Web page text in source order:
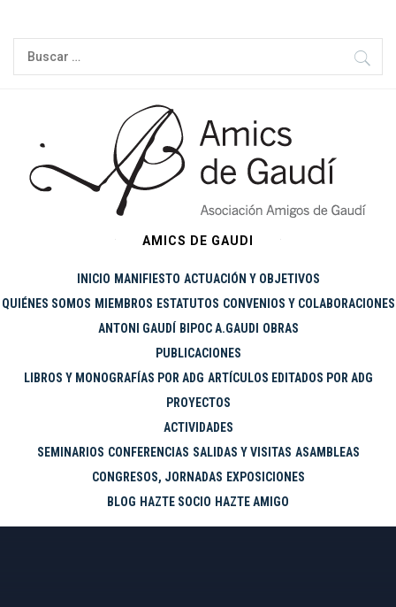
contenido
Buscar:
AMICS DE GAUDI
INICIO MANIFIESTO ACTUACIÓN Y OBJETIVOS
QUIÉNES SOMOS MIEMBROS ESTATUTOS CONVENIOS Y COLABORACIONES
ANTONI GAUDÍ
BIPOC A.GAUDI
OBRAS
PUBLICACIONES
LIBROS Y MONOGRAFÍAS POR ADG ARTÍCULOS EDITADOS POR ADG
PROYECTOS
ACTIVIDADES
SEMINARIOS CONFERENCIAS SALIDAS Y VISITAS ASAMBLEAS
CONGRESOS, JORNADAS EXPOSICIONES
BLOG HAZTE SOCIO HAZTE AMIGO